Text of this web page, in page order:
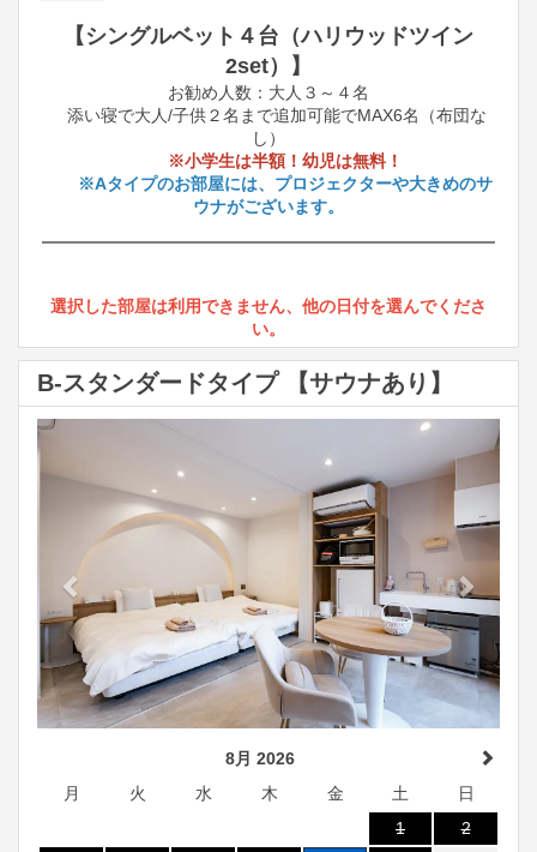
【シングルベット４台（ハリウッドツイン
2set）】
お勧め人数：大人３～４名
添い寝で大人/子供２名まで追加可能でMAX6名（布団な
し）
※小学生は半額！幼児は無料！
※Aタイプのお部屋には、プロジェクターや大きめのサ
ウナがございます。
選択した部屋は利用できません、他の日付を選んでくださ
い。
B-スタンダードタイプ 【サウナあり】
Next
8月 2026
月
火 水 木 金 土
日
1
2